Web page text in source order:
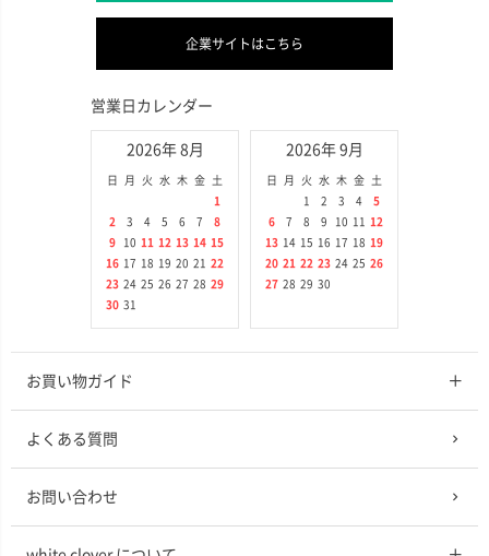
企業サイトはこちら
営業日カレンダー
2026年 8月
日 月 火 水 木 金
土
1
2
3 4 5 6 7
8
9
10 11 12 13 14 15
16 17 18 19 20 21
22
23 24 25 26 27 28 29
30 31
2026年 9月
日 月 火 水 木 金
土
1
2 3 4
5
6
7 8 9 10 11
12
13 14 15 16 17 18 19
20 21 22 23 24 25 26
27 28 29 30
お買い物ガイド
よくある質問
お問い合わせ